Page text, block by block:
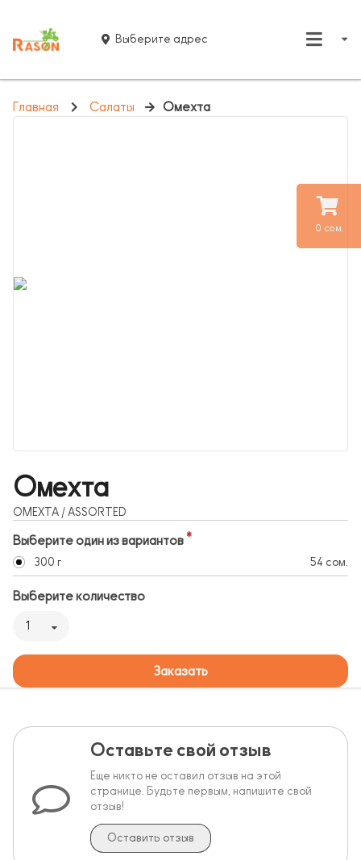
0 сом.
Выберите адрес
Главная Салаты Омехта
Омехта
ОМЕХТА / ASSORTED
Выберите один из вариантов
300 г 54 сом.
Выберите количество
1
Заказать
Оставьте свой отзыв
Еще никто не оставил отзыв на этой
странице. Будьте первым, напишите свой
отзыв!
Оставить отзыв